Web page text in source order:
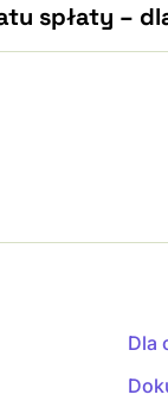
spłaty –
Dla